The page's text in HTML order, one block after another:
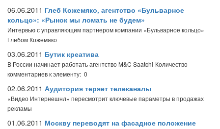
06.06.2011 Глеб Кожемяко, агентство «Бульварное
кольцо»: «Рынок мы ломать не будем»
Интервью с управляющим партнером компании «Бульварное кольцо»
Глебом Кожемяко
03.06.2011 Бутик креатива
В России начинает работать агентство M&C Saatchi Количество
комментариев к элементу: 0
02.06.2011 Аудитория теряет телеканалы
«Видео Интернешнл» пересмотрит ключевые параметры в продажах
рекламы
01.06.2011 Москву переводят на фасадное положение